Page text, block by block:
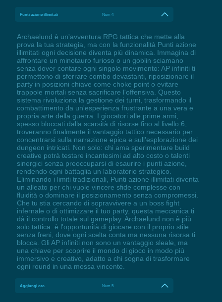
Punti azione illimitati Num 4
Archaelund è un'avventura RPG tattica che mette alla
prova la tua strategia, ma con la funzionalità Punti azione
illimitati ogni decisione diventa più dinamica. Immagina di
affrontare un minotauro furioso o un goblin sciamano
senza dover contare ogni singolo movimento: AP infiniti ti
permettono di sferrare combo devastanti, riposizionare il
party in posizioni chiave come choke point o evitare
trappole mortali senza sacrificare l'offensiva. Questo
sistema rivoluziona la gestione dei turni, trasformando il
combattimento da un'esperienza frustrante a una vera e
propria arte della guerra. I giocatori alle prime armi,
spesso bloccati dalla scarsità di risorse fino al livello 6,
troveranno finalmente il vantaggio tattico necessario per
concentrarsi sulla narrazione epica e sull'esplorazione dei
dungeon intricati. Non solo: chi ama sperimentare build
creative potrà testare incantesimi ad alto costo o talenti
sinergici senza preoccuparsi di esaurire i punti azione,
rendendo ogni battaglia un laboratorio strategico.
Eliminando i limiti tradizionali, Punti azione illimitati diventa
un alleato per chi vuole vincere sfide complesse con
fluidità o dominare il posizionamento senza compromessi.
Che tu stia cercando di sopravvivere a un boss fight
infernale o di ottimizzare il tuo party, questa meccanica ti
dà il controllo totale sul gameplay. Archaelund non è più
solo tattica: è l'opportunità di giocare con il proprio stile
senza freni, dove ogni scelta conta ma nessuna risorsa ti
blocca. Gli AP infiniti non sono un vantaggio sleale, ma
una chiave per scoprire il mondo di gioco in modo più
immersivo e creativo, adatto a chi sogna di trasformare
ogni round in una mossa vincente.
Aggiungi oro Num 5